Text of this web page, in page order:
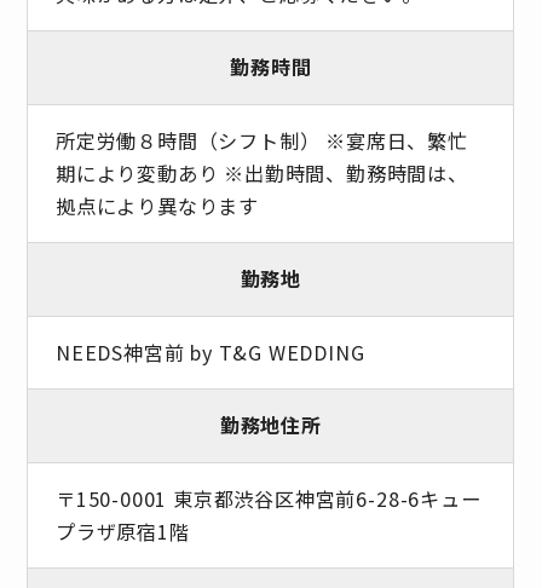
勤務時間
所定労働８時間（シフト制） ※宴席日、繁忙
期により変動あり ※出勤時間、勤務時間は、
拠点により異なります
勤務地
NEEDS神宮前 by T&G WEDDING
勤務地住所
〒150-0001 東京都渋谷区神宮前6-28-6キュー
プラザ原宿1階